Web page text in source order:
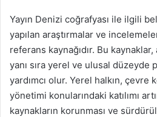
Yayın Denizi coğrafyası ile ilgili
yapılan araştırmalar ve
referans kaynağıdır. Bu kaynaklar,
yanı sıra yerel ve ulusal
yardımcı olur. Yerel halkın, çevre
yönetimi konularındaki katılımı
kaynakların korunması ve